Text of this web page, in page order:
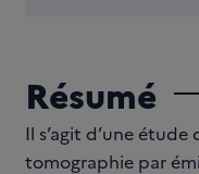
Résumé
Il s’agit d’une
tomographie par